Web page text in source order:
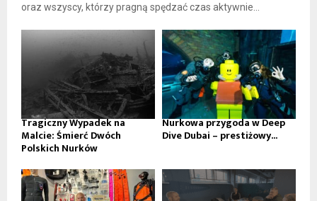
oraz wszyscy, którzy pragną spędzać czas aktywnie...
Tragiczny Wypadek na
Malcie: Śmierć Dwóch
Polskich Nurków
Nurkowa przygoda w Deep
Dive Dubai – prestiżowy...